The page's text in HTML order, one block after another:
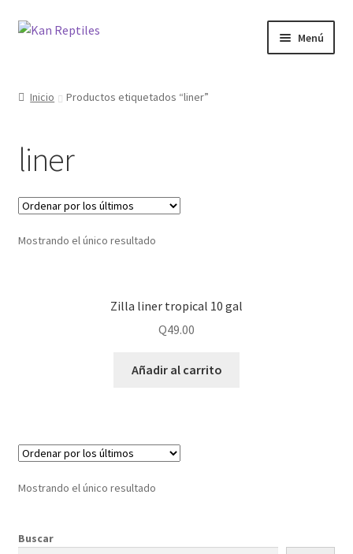
Ir
Ir
Menú
Blog
Inicio Productos etiquetados “liner”
liner
Mostrando el único resultado
Zilla liner tropical 10 gal
Q49.00
Añadir al carrito
Mostrando el único resultado
Buscar